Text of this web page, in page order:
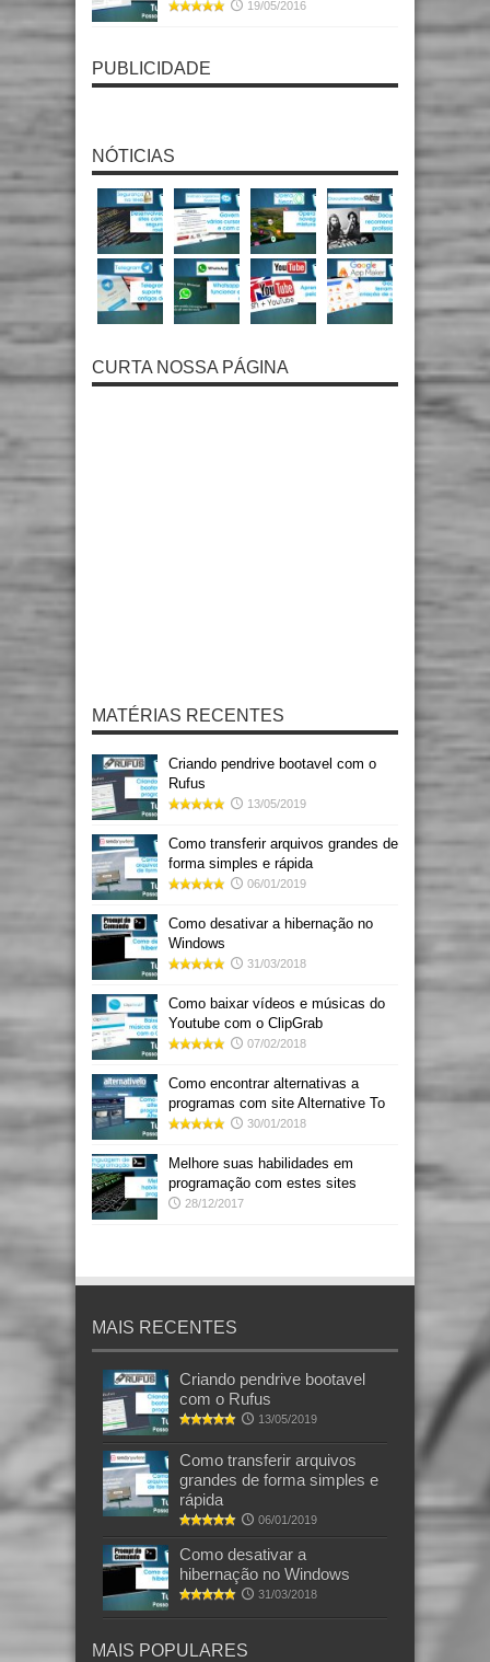
19/05/2016
PUBLICIDADE
NÓTICIAS
CURTA NOSSA PÁGINA
MATÉRIAS RECENTES
Criando pendrive bootavel com o
Rufus
13/05/2019
Como transferir arquivos grandes de
forma simples e rápida
06/01/2019
Como desativar a hibernação no
Windows
31/03/2018
Como baixar vídeos e músicas do
Youtube com o ClipGrab
07/02/2018
Como encontrar alternativas a
programas com site Alternative To
30/01/2018
Melhore suas habilidades em
programação com estes sites
28/12/2017
MAIS RECENTES
Criando pendrive bootavel
com o Rufus
13/05/2019
Como transferir arquivos
grandes de forma simples e
rápida
06/01/2019
Como desativar a
hibernação no Windows
31/03/2018
MAIS POPULARES